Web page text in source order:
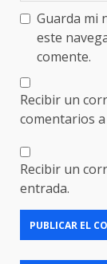
Guarda mi
este
comente.
Recibir un
comentarios
Recibir un
entrada.